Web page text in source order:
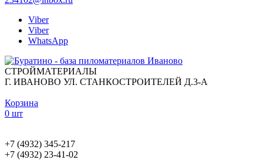
Viber
Viber
WhatsApp
СТРОЙМАТЕРИАЛЫ
Г. ИВАНОВО УЛ. СТАНКОСТРОИТЕЛЕЙ Д.3-А
Корзина
0 шт
+7 (4932) 345-217
+7 (4932) 23-41-02